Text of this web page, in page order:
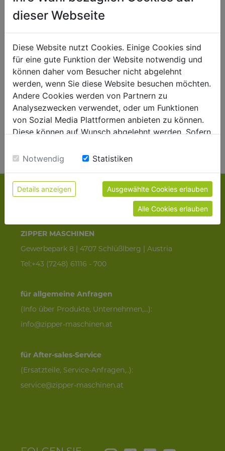
NEUIGKEITEN
ZIPPER MASCHINEN
Gewerbepark 8 | 4707 Schlüßlberg | Austria
Tel:+43 (7248) 61116 - 700
für allgemeine Anfragen
(Info über Produkte, Unternehmen,...):
info@zipper-maschinen.at
für After-sales-Service
(Ersatzteile, Service-Anfragen,..):
service@zipper-maschinen.at
dieser Webseite
Diese Website nutzt Cookies. Einige Cookies sind
für eine gute Funktion der Website notwendig und
können daher vom Besucher nicht abgelehnt
werden, wenn Sie diese Website besuchen möchten.
Andere Cookies werden von Partnern zu
Analysezwecken verwendet, oder um Funktionen
von Sozial Media Plattformen anbieten zu können.
Diese können auf Wunsch abgelehnt werden. Sofern
Einwilligung zu unseren Cookies.
Notwendig Statistiken
Details anzeigen Ausgewählte Cookies erlauben
Alle Cookies erlauben